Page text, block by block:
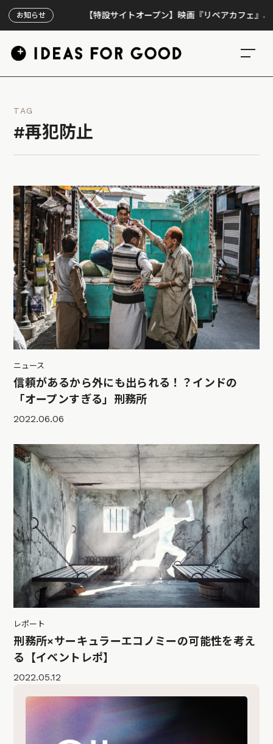
お知らせ 【特設サイトオープン】映画『リペアカフェ』、上映
TAG
#再犯防止
ニュース
信頼があるから外にも出られる！？インドの
「オープンすぎる」刑務所
2022.06.06
レポート
刑務所×サーキュラーエコノミーの可能性を考え
る【イベントレポ】
2022.05.12